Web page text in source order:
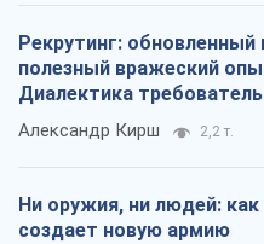
Рекрутинг: обновленный
полезный вражеский
Диалектика
Александр Кирш 2,2 т.
Ни оружия, ни людей:
создает новую армию